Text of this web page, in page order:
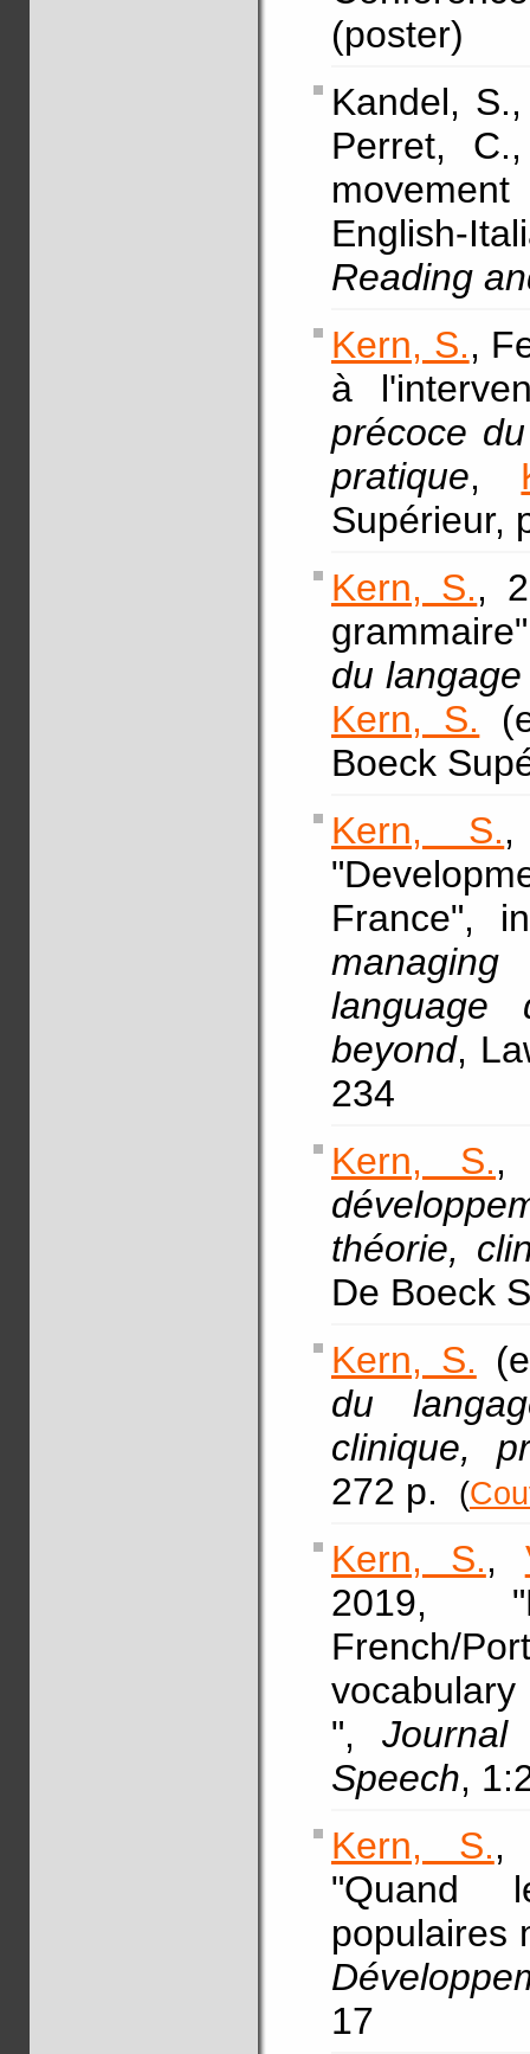
(poster)
Kandel,
Perret,
English-
Reading
Kern, S.,
à
précoce
pratique,
Supérieur,
Kern, S.,
du
Kern, S.
Boeck
Kern, S.,
France",
language
beyond,
234
Kern, S.,
théorie,
De Boeck
Kern, S.
du
clinique,
272 p.
(
Kern, S.,
2019,
French/
",
Speech,
Kern, S.,
"Quand
populaires
17